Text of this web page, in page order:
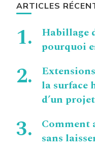
ARTICLES
Habillage
pourquoi
la surface
d’un
Comment
sans